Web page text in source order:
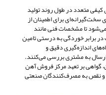
متعدد در طول روند تولید
سخت‌گیرانه‌ای برای اطمینان از
می‌شود تا مشخصات فنی مانند
برابر خوردگی به درستی تامین
اندازه‌گیری دقیق و
ارسال به مشتری بررسی می‌کنند.
گواهی بر تعهد مرکز فروش آهن
و نقص به مصرف‌کنندگان صنعتی